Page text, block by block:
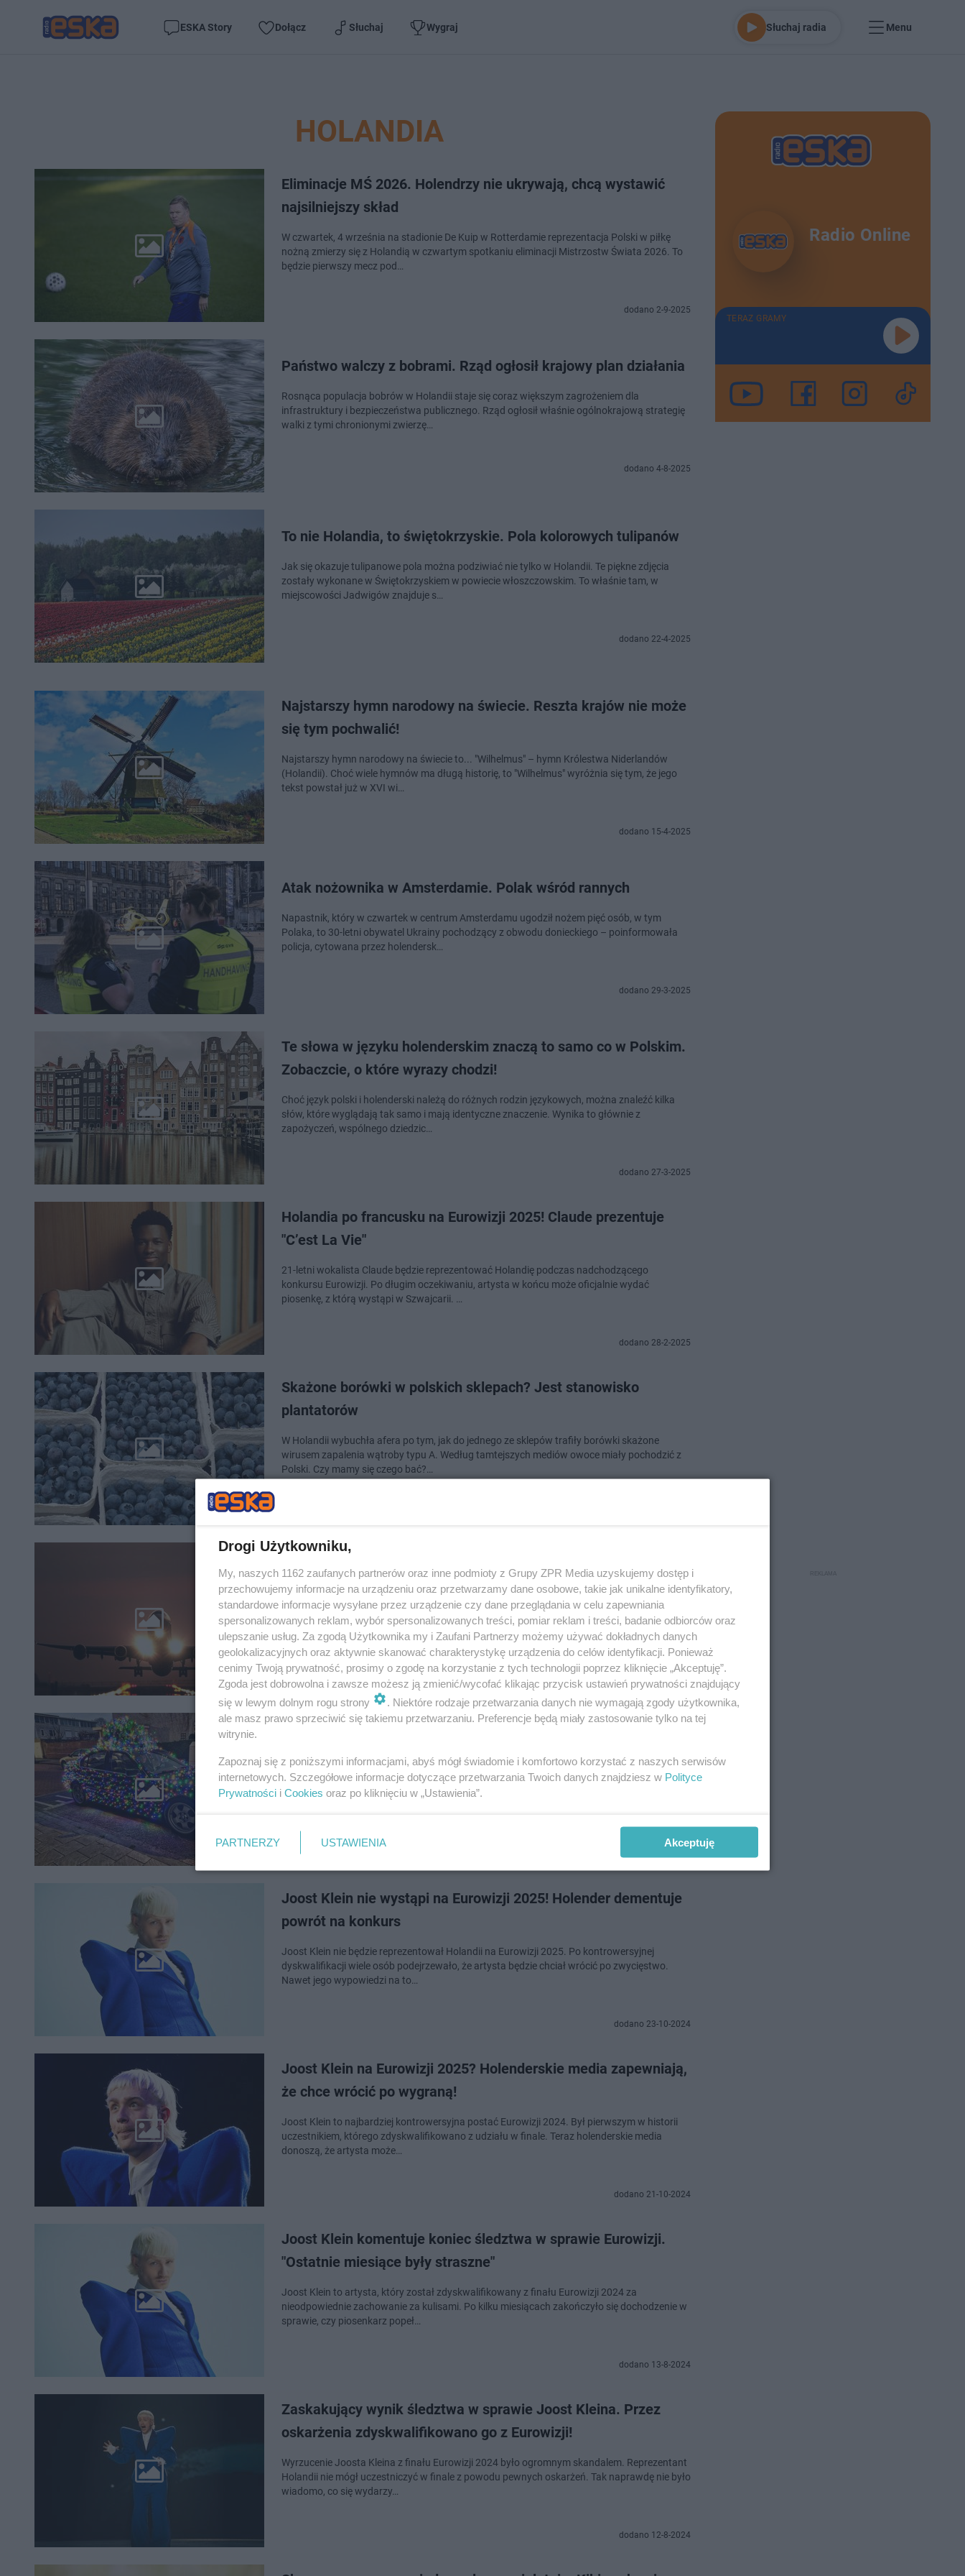
ESKA Story Dołącz Słuchaj Wygraj Słuchaj radia Menu
HOLANDIA
Eliminacje MŚ 2026. Holendrzy nie ukrywają, chcą wystawić
najsilniejszy skład
W czwartek, 4 września na stadionie De Kuip w Rotterdamie reprezentacja Polski w piłkę
nożną zmierzy się z Holandią w czwartym spotkaniu eliminacji Mistrzostw Świata 2026. To
będzie pierwszy mecz pod…
dodano 2-9-2025
Państwo walczy z bobrami. Rząd ogłosił krajowy plan działania
Rosnąca populacja bobrów w Holandii staje się coraz większym zagrożeniem dla
infrastruktury i bezpieczeństwa publicznego. Rząd ogłosił właśnie ogólnokrajową strategię
walki z tymi chronionymi zwierzę…
dodano 4-8-2025
To nie Holandia, to świętokrzyskie. Pola kolorowych tulipanów
Jak się okazuje tulipanowe pola można podziwiać nie tylko w Holandii. Te piękne zdjęcia
zostały wykonane w Świętokrzyskiem w powiecie włoszczowskim. To właśnie tam, w
miejscowości Jadwigów znajduje s…
dodano 22-4-2025
Najstarszy hymn narodowy na świecie. Reszta krajów nie może
się tym pochwalić!
Najstarszy hymn narodowy na świecie to... "Wilhelmus" – hymn Królestwa Niderlandów
(Holandii). Choć wiele hymnów ma długą historię, to "Wilhelmus" wyróżnia się tym, że jego
tekst powstał już w XVI wi…
dodano 15-4-2025
Atak nożownika w Amsterdamie. Polak wśród rannych
Napastnik, który w czwartek w centrum Amsterdamu ugodził nożem pięć osób, w tym
Polaka, to 30-letni obywatel Ukrainy pochodzący z obwodu donieckiego – poinformowała
policja, cytowana przez holendersk…
dodano 29-3-2025
Te słowa w języku holenderskim znaczą to samo co w Polskim.
Zobaczcie, o które wyrazy chodzi!
Choć język polski i holenderski należą do różnych rodzin językowych, można znaleźć kilka
słów, które wyglądają tak samo i mają identyczne znaczenie. Wynika to głównie z
zapożyczeń, wspólnego dziedzic…
dodano 27-3-2025
Holandia po francusku na Eurowizji 2025! Claude prezentuje
"C’est La Vie"
21-letni wokalista Claude będzie reprezentować Holandię podczas nadchodzącego
konkursu Eurowizji. Po długim oczekiwaniu, artysta w końcu może oficjalnie wydać
piosenkę, z którą wystąpi w Szwajcarii. …
dodano 28-2-2025
Skażone borówki w polskich sklepach? Jest stanowisko
plantatorów
W Holandii wybuchła afera po tym, jak do jednego ze sklepów trafiły borówki skażone
wirusem zapalenia wątroby typu A. Według tamtejszych mediów owoce miały pochodzić z
Polski. Czy mamy się czego bać?…
Chaos na lotnisku w Amsterdamie. Odwołano co najmniej 70
lotów, kilka rejsów opóźnionych!
To nie jest dobry czas dla osób podróżujących do lub z Amsterdamu. Władze portu
lotniczego Amsterdam-Schiphol poinformowały o odwołaniu co najmniej 70 lotów i
opóźnieniach w połączeniach. Wszystko pr…
dodano 5-1-2025
Niektórych świąteczna magia ponosi aż za bardzo. Najlepszym tego przykładem może być
pewien holenderski kierowca, który świątecznymi lampkami przystroił cały swój samochód.
Interweniować musiała poli…
dodano 16-12-2024
Joost Klein nie wystąpi na Eurowizji 2025! Holender dementuje
powrót na konkurs
Joost Klein nie będzie reprezentował Holandii na Eurowizji 2025. Po kontrowersyjnej
dyskwalifikacji wiele osób podejrzewało, że artysta będzie chciał wrócić po zwycięstwo.
Nawet jego wypowiedzi na to…
dodano 23-10-2024
Joost Klein na Eurowizji 2025? Holenderskie media zapewniają,
że chce wrócić po wygraną!
Joost Klein to najbardziej kontrowersyjna postać Eurowizji 2024. Był pierwszym w historii
uczestnikiem, którego zdyskwalifikowano z udziału w finale. Teraz holenderskie media
donoszą, że artysta może…
dodano 21-10-2024
Joost Klein komentuje koniec śledztwa w sprawie Eurowizji.
"Ostatnie miesiące były straszne"
Joost Klein to artysta, który został zdyskwalifikowany z finału Eurowizji 2024 za
nieodpowiednie zachowanie za kulisami. Po kilku miesiącach zakończyło się dochodzenie w
sprawie, czy piosenkarz popeł…
dodano 13-8-2024
Zaskakujący wynik śledztwa w sprawie Joost Kleina. Przez
oskarżenia zdyskwalifikowano go z Eurowizji!
Wyrzucenie Joosta Kleina z finału Eurowizji 2024 było ogromnym skandalem. Reprezentant
Holandii nie mógł uczestniczyć w finale z powodu pewnych oskarżeń. Tak naprawdę nie było
wiadomo, co się wydarzy…
dodano 12-8-2024
Radio Online
TERAZ GRAMY
Drogi Użytkowniku,
My, naszych 1162 zaufanych partnerów oraz inne podmioty z Grupy ZPR Media uzyskujemy dostęp i
przechowujemy informacje na urządzeniu oraz przetwarzamy dane osobowe, takie jak unikalne identyfikatory,
standardowe informacje wysyłane przez urządzenie czy dane przeglądania w celu zapewniania
spersonalizowanych reklam, wybór spersonalizowanych treści, pomiar reklam i treści, badanie odbiorców oraz
ulepszanie usług. Za zgodą Użytkownika my i Zaufani Partnerzy możemy używać dokładnych danych
geolokalizacyjnych oraz aktywnie skanować charakterystykę urządzenia do celów identyfikacji. Ponieważ
cenimy Twoją prywatność, prosimy o zgodę na korzystanie z tych technologii poprzez kliknięcie „Akceptuję”.
Zgoda jest dobrowolna i zawsze możesz ją zmienić/wycofać klikając przycisk ustawień prywatności znajdujący
się w lewym dolnym rogu strony
. Niektóre rodzaje przetwarzania danych nie wymagają zgody użytkownika,
ale masz prawo sprzeciwić się takiemu przetwarzaniu. Preferencje będą miały zastosowanie tylko na tej
witrynie.
Zapoznaj się z poniższymi informacjami, abyś mógł świadomie i komfortowo korzystać z naszych serwisów
internetowych. Szczegółowe informacje dotyczące przetwarzania Twoich danych znajdziesz w Polityce
Prywatności i Cookies oraz po kliknięciu w „Ustawienia”.
PARTNERZY USTAWIENIA Akceptuję